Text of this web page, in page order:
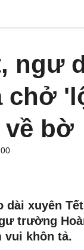
ngư
chở
bờ
dài xuyên
trường
vui khôn tả.